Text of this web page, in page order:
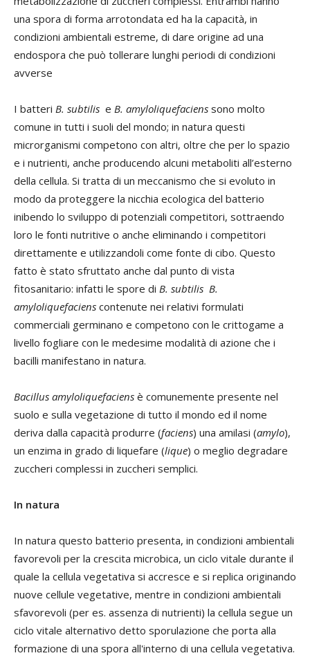
una spora di forma arrotondata ed ha la capacità, in
condizioni ambientali estreme, di dare origine ad una
endospora che può tollerare lunghi periodi di condizioni
avverse
I batteri B. subtilis e B. amyloliquefaciens sono molto
comune in tutti i suoli del mondo; in natura questi
microrganismi competono con altri, oltre che per lo spazio
e i nutrienti, anche producendo alcuni metaboliti all’esterno
della cellula. Si tratta di un meccanismo che si evoluto in
modo da proteggere la nicchia ecologica del batterio
inibendo lo sviluppo di potenziali competitori, sottraendo
loro le fonti nutritive o anche eliminando i competitori
direttamente e utilizzandoli come fonte di cibo. Questo
fatto è stato sfruttato anche dal punto di vista
fitosanitario: infatti le spore di B. subtilis B.
amyloliquefaciens contenute nei relativi formulati
commerciali germinano e competono con le crittogame a
livello fogliare con le medesime modalità di azione che i
bacilli manifestano in natura.
Bacillus amyloliquefaciens è comunemente presente nel
suolo e sulla vegetazione di tutto il mondo ed il nome
deriva dalla capacità produrre (faciens) una amilasi (amylo),
un enzima in grado di liquefare (lique) o meglio degradare
zuccheri complessi in zuccheri semplici.
In natura
In natura questo batterio presenta, in condizioni ambientali
favorevoli per la crescita microbica, un ciclo vitale durante il
quale la cellula vegetativa si accresce e si replica originando
nuove cellule vegetative, mentre in condizioni ambientali
sfavorevoli (per es. assenza di nutrienti) la cellula segue un
ciclo vitale alternativo detto sporulazione che porta alla
formazione di una spora all'interno di una cellula vegetativa.